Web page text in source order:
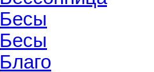
Бесы
Бесы
Благо